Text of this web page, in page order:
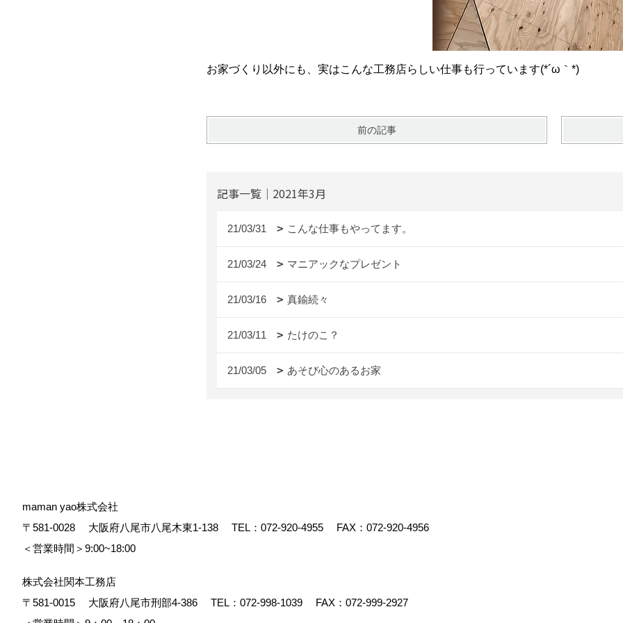
お家づくり以外にも、実はこんな工務店らしい仕事も行っています(*´ω｀*)
前の記事
記事一覧｜2021年3月
21/03/31 こんな仕事もやってます。
21/03/24 マニアックなプレゼント
21/03/16 真鍮続々
21/03/11 たけのこ？
21/03/05 あそび心のあるお家
maman yao株式会社
〒581-0028
大阪府八尾市八尾木東1-138 TEL： 072-920-4955
FAX：072-920-4956
＜営業時間＞9:00~18:00
株式会社関本工務店
〒581-0015
大阪府八尾市刑部4-386 TEL： 072-998-1039
FAX：072-999-2927